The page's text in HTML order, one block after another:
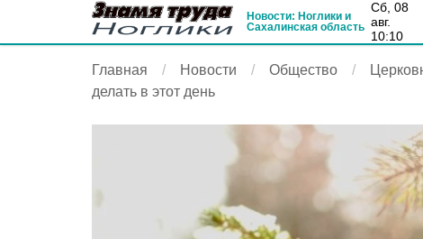
Новости: Ноглики и
Сахалинская область
сб, 08
авг.
10:10
Главная Новости Общество
делать в этот день